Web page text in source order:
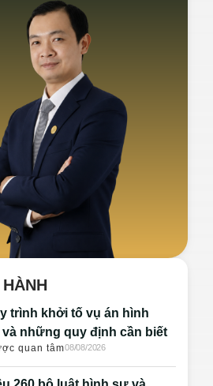
trình khởi tố vụ án hình
những quy định cần biết
quan tâm08/08/2026